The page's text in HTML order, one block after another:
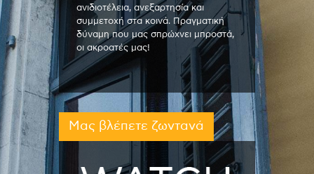
ανιδιοτέλεια, ανεξαρτησία και
συμμετοχή στα κοινά. Πραγματική
δύναμη που μας σπρώχνει μπροστά,
οι ακροατές μας!
Μας βλέπετε ζωντανά